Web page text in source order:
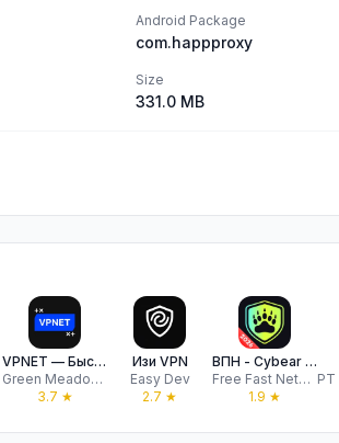
Android Package
com.happproxy
Size
331.0 MB
VPNET — Быстрый прокси-клиент
Green Meadow Media
3.7 ★
Изи VPN
Easy Dev
2.7 ★
ВПН - Cybear VPN Master Proxy
Free Fast Network LLC
1.9 ★